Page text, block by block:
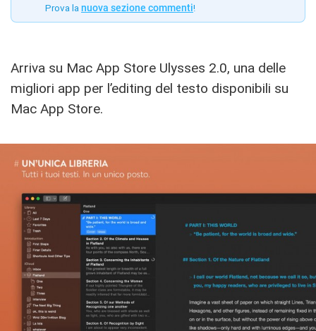
Prova la nuova sezione commenti!
Arriva su Mac App Store Ulysses 2.0, una delle
migliori app per l’editing del testo disponibili su
Mac App Store.